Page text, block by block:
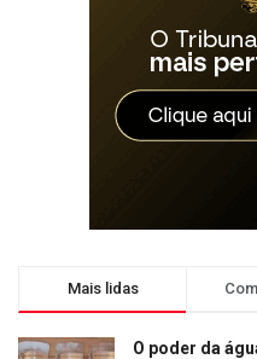
Mais lidas
O poder da